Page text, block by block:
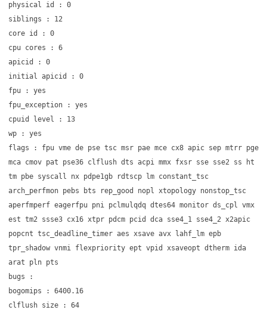
physical id : 0
siblings : 12
core id : 0
cpu cores : 6
apicid : 0
initial apicid : 0
fpu : yes
fpu_exception : yes
cpuid level : 13
wp : yes
flags : fpu vme de pse tsc msr pae mce cx8 apic sep mtrr pge
mca cmov pat pse36 clflush dts acpi mmx fxsr sse sse2 ss ht
tm pbe syscall nx pdpe1gb rdtscp lm constant_tsc
arch_perfmon pebs bts rep_good nopl xtopology nonstop_tsc
aperfmperf eagerfpu pni pclmulqdq dtes64 monitor ds_cpl vmx
est tm2 ssse3 cx16 xtpr pdcm pcid dca sse4_1 sse4_2 x2apic
popcnt tsc_deadline_timer aes xsave avx lahf_lm epb
tpr_shadow vnmi flexpriority ept vpid xsaveopt dtherm ida
arat pln pts
bugs :
bogomips : 6400.16
clflush size : 64